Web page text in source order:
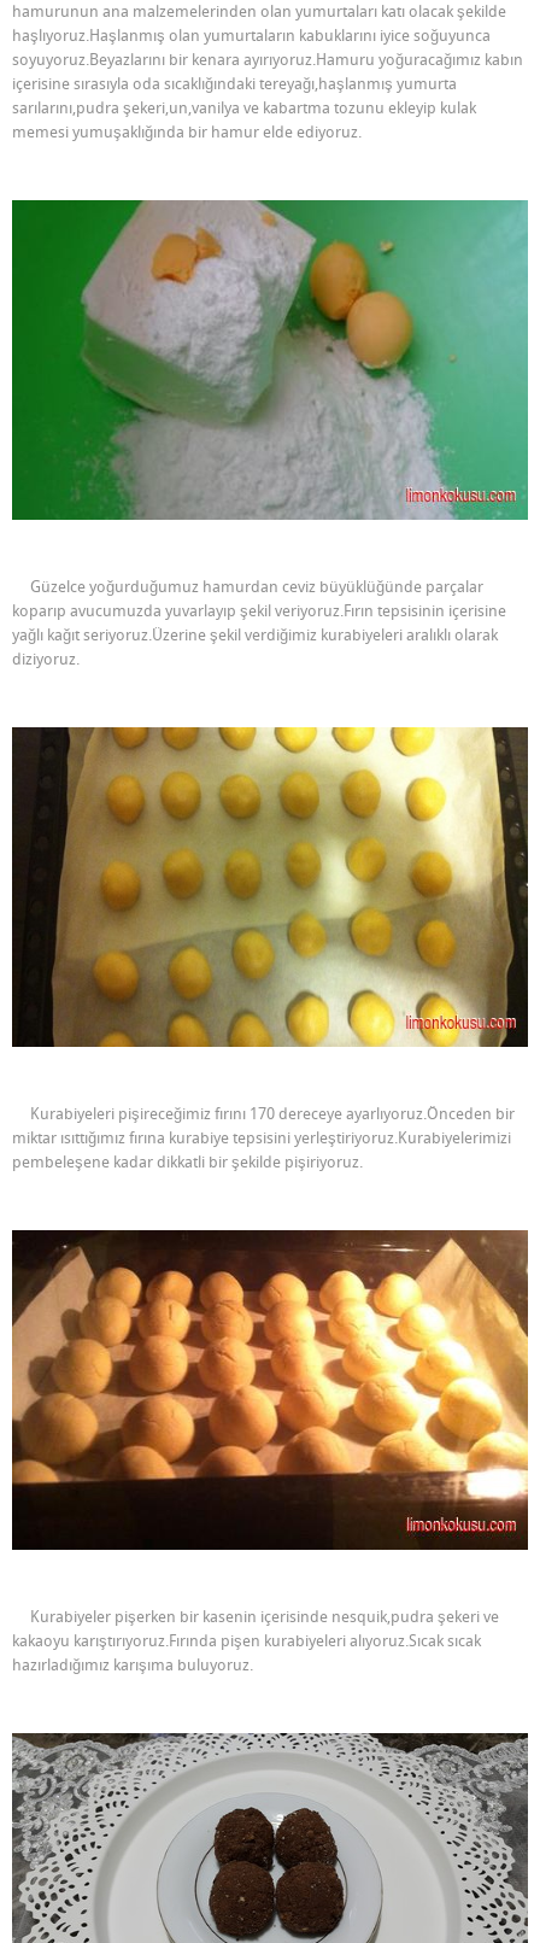
hamurunun ana malzemelerinden olan yumurtaları katı olacak şekilde
haşlıyoruz.Haşlanmış olan yumurtaların kabuklarını iyice soğuyunca
soyuyoruz.Beyazlarını bir kenara ayırıyoruz.Hamuru yoğuracağımız kabın
içerisine sırasıyla oda sıcaklığındaki tereyağı,haşlanmış yumurta
sarılarını,pudra şekeri,un,vanilya ve kabartma tozunu ekleyip kulak
memesi yumuşaklığında bir hamur elde ediyoruz.
Güzelce yoğurduğumuz hamurdan ceviz büyüklüğünde parçalar
koparıp avucumuzda yuvarlayıp şekil veriyoruz.Fırın tepsisinin içerisine
yağlı kağıt seriyoruz.Üzerine şekil verdiğimiz kurabiyeleri aralıklı olarak
diziyoruz.
Kurabiyeleri pişireceğimiz fırını 170 dereceye ayarlıyoruz.Önceden bir
miktar ısıttığımız fırına kurabiye tepsisini yerleştiriyoruz.Kurabiyelerimizi
pembeleşene kadar dikkatli bir şekilde pişiriyoruz.
Kurabiyeler pişerken bir kasenin içerisinde nesquik,pudra şekeri ve
kakaoyu karıştırıyoruz.Fırında pişen kurabiyeleri alıyoruz.Sıcak sıcak
hazırladığımız karışıma buluyoruz.